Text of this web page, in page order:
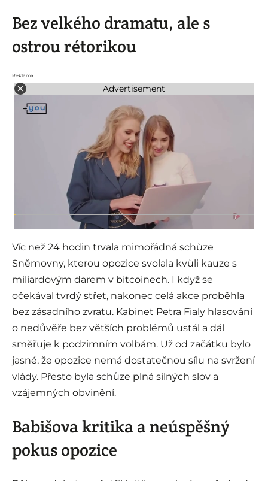
Bez velkého dramatu, ale s
ostrou rétorikou
Reklama
Advertisement
Víc než 24 hodin trvala mimořádná schůze
Sněmovny, kterou opozice svolala kvůli kauze s
miliardovým darem v bitcoinech. I když se
očekával tvrdý střet, nakonec celá akce proběhla
bez zásadního zvratu. Kabinet Petra Fialy hlasování
o nedůvěře bez větších problémů ustál a dál
směřuje k podzimním volbám. Už od začátku bylo
jasné, že opozice nemá dostatečnou sílu na svržení
vlády. Přesto byla schůze plná silných slov a
vzájemných obvinění.
Babišova kritika a neúspěšný
pokus opozice